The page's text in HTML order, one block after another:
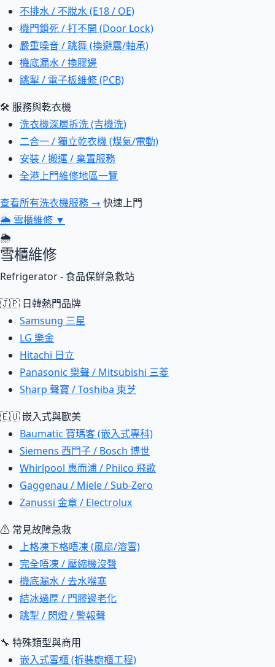
不排水 / 不脫水 (E18 / OE)
機門鎖死 / 打不開 (Door Lock)
嚴重噪音 / 跳舞 (換避震/軸承)
機底漏水 / 換膠邊
跳掣 / 電子板維修 (PCB)
🛠 服務與乾衣機
洗衣機深層拆洗 (吉機洗)
二合一 / 獨立乾衣機 (煤氣/電動)
安裝 / 搬運 / 棄置服務
全港上門維修地區一覽
查看所有洗衣機服務 → 快速上門
🌦 雪櫃維修 ▼
🌦
雪櫃維修
Refrigerator - 食品保鮮急救站
🇯🇵 日韓熱門品牌
Samsung 三星
LG 樂金
Hitachi 日立
Panasonic 樂聲 / Mitsubishi 三菱
Sharp 聲寶 / Toshiba 東芝
🇪🇺 嵌入式與歐美
Baumatic 寶瑪客 (嵌入式專科)
Siemens 西門子 / Bosch 博世
Whirlpool 惠而浦 / Philco 飛歌
Gaggenau / Miele / Sub-Zero
Zanussi 金章 / Electrolux
⚠ 常見故障急救
上格凍下格唔凍 (風扇/溶雪)
完全唔凍 / 壓縮機沒聲
機底漏水 / 去水喉塞
結冰過厚 / 門膠邊老化
跳掣 / 閃燈 / 警報聲
🔧 特殊類型與商用
嵌入式雪櫃 (拆裝廚櫃工程)